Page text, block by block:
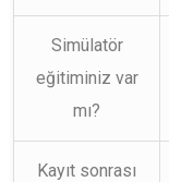
Simülatör
eğitiminiz var
mı?
Kayıt sonrası